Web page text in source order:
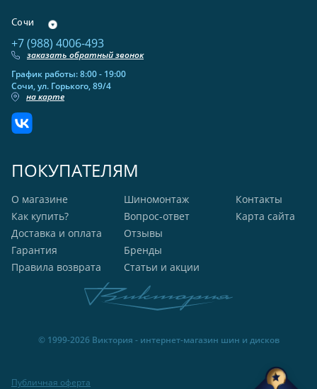
Сочи
+7 (988) 4006-493
заказать обратный звонок
График работы: 8:00 - 19:00
Сочи, ул. Горького, 89/4
на карте
ПОКУПАТЕЛЯМ
О магазине
Как купить?
Доставка и оплата
Гарантия
Правила возврата
Шиномонтаж
Вопрос-ответ
Отзывы
Бренды
Статьи и акции
Контакты
Карта сайта
© 1999-2026 Виктория - интернет-магазин шин и дисков
Публичная оферта